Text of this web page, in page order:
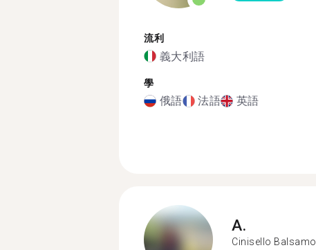
流利
義大利語
學
俄語 法語 英語
A.
Cinisello Balsamo